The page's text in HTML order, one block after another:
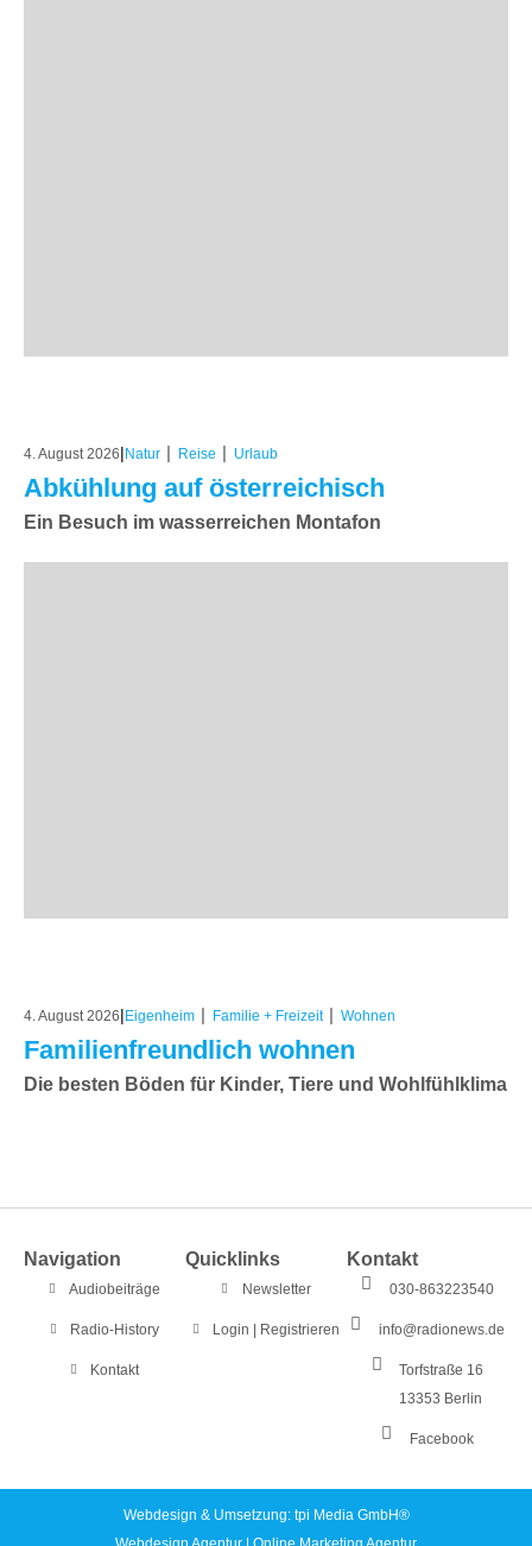
4. August 2026|Natur | Reise | Urlaub
Abkühlung auf österreichisch
Ein Besuch im wasserreichen Montafon
4. August 2026|Eigenheim | Familie + Freizeit | Wohnen
Familienfreundlich wohnen
Die besten Böden für Kinder, Tiere und Wohlfühlklima
Navigation
Audiobeiträge
Radio-History
Kontakt
Quicklinks
Newsletter
Login | Registrieren
Kontakt
030-863223540
info@radionews.de
Torfstraße 16
13353 Berlin
Facebook
Webdesign & Umsetzung: tpi Media GmbH®